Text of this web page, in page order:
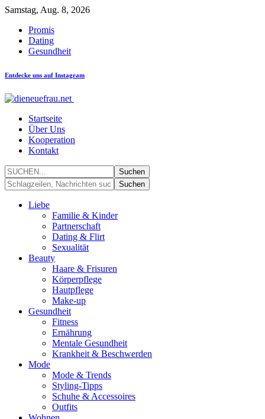
Samstag, Aug. 8, 2026
Promis
Dating
Gesundheit
Entdecke uns auf Instagram
Startseite
Über Uns
Kooperation
Kontakt
Liebe
Familie & Kinder
Partnerschaft
Dating & Flirt
Sexualität
Beauty
Haare & Frisuren
Körperpflege
Hautpflege
Make-up
Gesundheit
Fitness
Ernährung
Mentale Gesundheit
Krankheit & Beschwerden
Mode
Mode & Trends
Styling-Tipps
Schuhe & Accessoires
Outfits